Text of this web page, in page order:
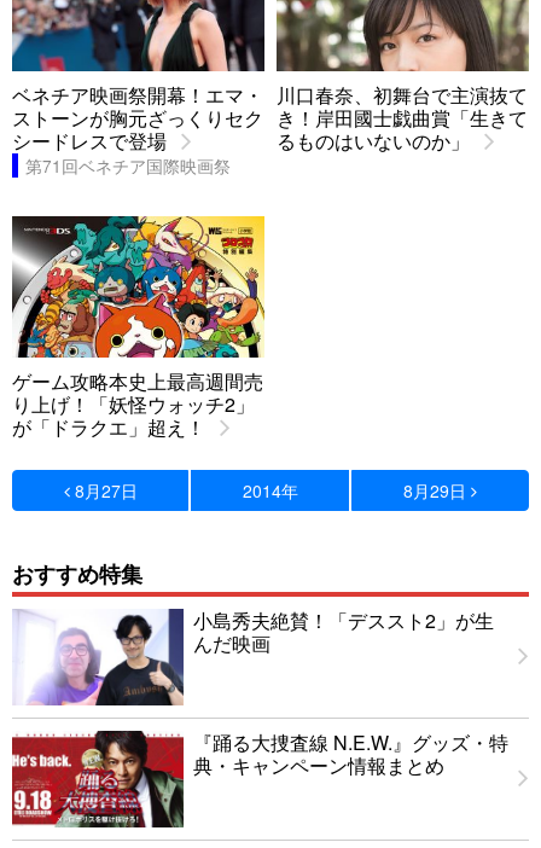
ベネチア映画祭開幕！エマ・
ストーンが胸元ざっくりセク
シードレスで登場
第71回ベネチア国際映画祭
川口春奈、初舞台で主演抜て
き！岸田國士戯曲賞「生きて
るものはいないのか」
ゲーム攻略本史上最高週間売
り上げ！「妖怪ウォッチ2」
が「ドラクエ」超え！
8月27日 2014年 8月29日
おすすめ特集
小島秀夫絶賛！「デススト2」が生
んだ映画
『踊る大捜査線 N.E.W.』グッズ・特
典・キャンペーン情報まとめ